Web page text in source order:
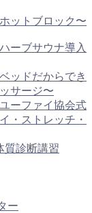
ットブロック〜
ーブサウナ導入
ッドだからでき
サージ〜
ーファイ協会式
・ストレッチ・
質診断講習
ー